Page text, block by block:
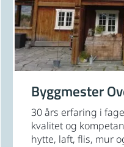
flislegger, eller
funnet de flisene du
legge disse. Enten
eller så forsøker
uansett være lurt å ha
Byggmester
30 års erfaring i
kvalitet og
hytte, laft, flis, mur